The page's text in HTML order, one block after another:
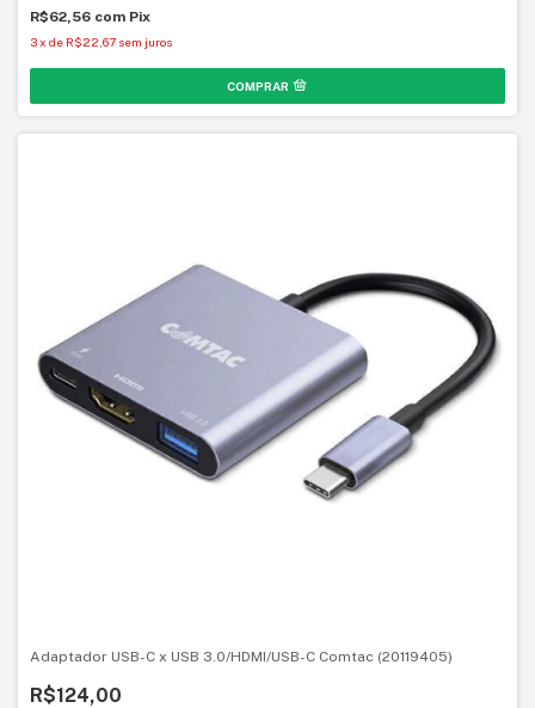
R$62,56 com Pix
3x de R$22,67 sem juros
Adaptador USB-C x USB 3.0/HDMI/USB-C Comtac (20119405)
R$124,00